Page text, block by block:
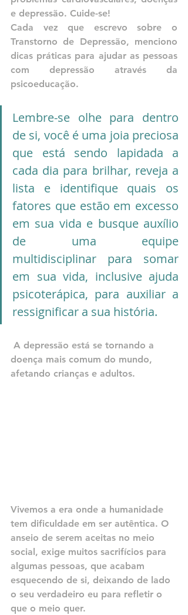
e depressão. Cuide-se!
Cada vez que escrevo sobre o
Transtorno de Depressão, menciono
dicas práticas para ajudar as pessoas
com depressão através da
psicoeducação.
Lembre-se olhe para dentro
de si, você é uma joia preciosa
que está sendo lapidada a
cada dia para brilhar, reveja a
lista e identifique quais os
fatores que estão em excesso
em sua vida e busque auxílio
de uma equipe
multidisciplinar para somar
em sua vida, inclusive ajuda
psicoterápica, para auxiliar a
ressignificar a sua história.
A depressão está se tornando a
doença mais comum do mundo,
afetando crianças e adultos.
Vivemos a era onde a humanidade
tem dificuldade em ser autêntica. O
anseio de serem aceitas no meio
social, exige muitos sacrifícios para
algumas pessoas, que acabam
esquecendo de si, deixando de lado
o seu verdadeiro eu para refletir o
que o meio quer.